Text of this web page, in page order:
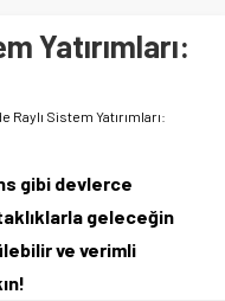
Yatırımları:
Raylı Sistem Yatırımları:
gibi devlerce
geleceğin
ve verimli